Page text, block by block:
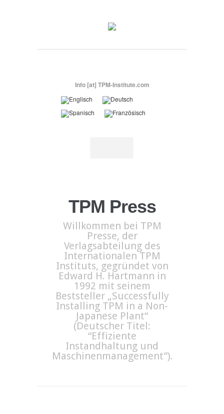
Info [at] TPM-Institute.com
TPM Press
Willkommen bei TPM
Presse, der
Verlagsabteilung des
Internationalen TPM
Instituts, gegründet von
Edward H. Hartmann in
1992 mit seinem
Beststeller „Successfully
Installing TPM in a Non-
Japanese Plant“
(Deutscher Titel:
“Effiziente
Instandhaltung und
Maschinenmanagement”).